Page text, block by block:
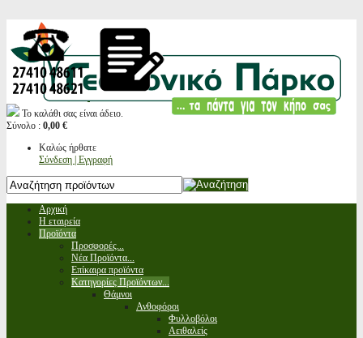
Το καλάθι σας είναι άδειο.
Σύνολο : 0,00 €
Καλώς ήρθατε
Σύνδεση | Εγγραφή
Αρχική
Η εταιρεία
Προϊόντα
Προσφορές...
Νέα Προϊόντα...
Επίκαιρα προϊόντα
Κατηγορίες Προϊόντων...
Θάμνοι
Ανθοφόροι
Φυλλοβόλοι
Αειθαλείς